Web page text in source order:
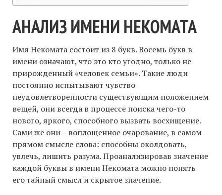
АНАЛИЗ ИМЕНИ НЕКОМАТА
Имя Некомата состоит из 8 букв. Восемь букв в
имени означают, что это кто угодно, только не
прирожденный «человек семьи». Такие люди
постоянно испытывают чувство
неудовлетворенности существующим положением
вещей, они всегда в процессе поиска чего-то
нового, яркого, способного вызвать восхищение.
Сами же они – воплощенное очарование, в самом
прямом смысле слова: способны околдовать,
увлечь, лишить разума. Проанализировав значение
каждой буквы в имени Некомата можно понять
его тайный смысл и скрытое значение.